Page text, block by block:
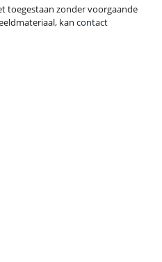
toegestaan zonder voorgaande
kan contact